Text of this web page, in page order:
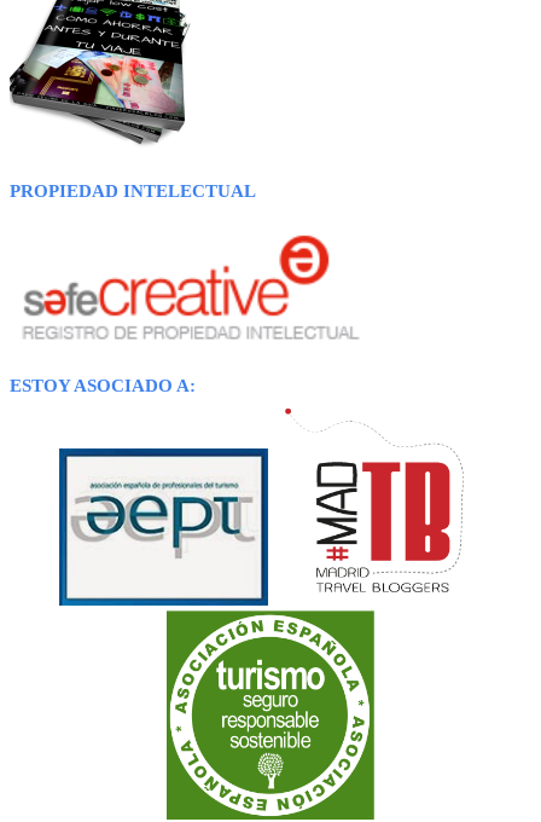
PROPIEDAD INTELECTUAL
ESTOY ASOCIADO A: